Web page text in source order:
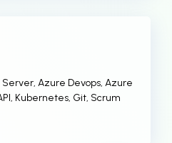
Azure Devops, Azure
Kubernetes, Git, Scrum